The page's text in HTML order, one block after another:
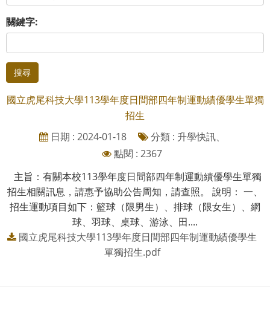
關鍵字:
搜尋
國立虎尾科技大學113學年度日間部四年制運動績優學生單獨
招生
日期 : 2024-01-18
分類 : 升學快訊、
點閱 : 2367
主旨：有關本校113學年度日間部四年制運動績優學生單獨
招生相關訊息，請惠予協助公告周知，請查照。 說明： 一、
招生運動項目如下：籃球（限男生）、排球（限女生）、網
球、羽球、桌球、游泳、田....
國立虎尾科技大學113學年度日間部四年制運動績優學生
單獨招生.pdf